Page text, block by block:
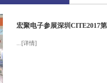
宏聚电子参展深圳CITE2017
... [详情]